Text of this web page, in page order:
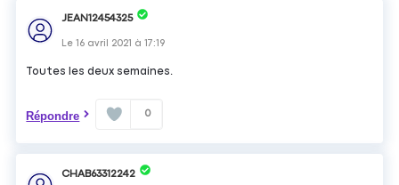
JEAN12454325
Le16 avril 2021 à17:19
Toutes les deux semaines.
Répondre 0
CHAB63312242